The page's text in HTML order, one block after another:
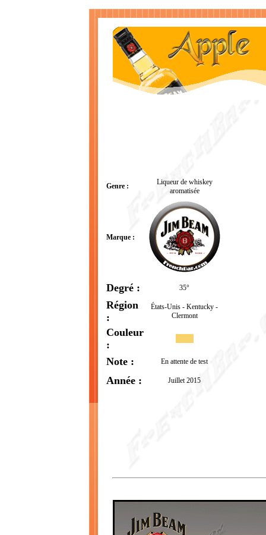
Genre :
Liqueur de whiskey
aromatisée
Marque :
Degré : 35°
Région
:
États-Unis - Kentucky -
Clermont
Couleur
:
Note :
En attente de test
Année : Juillet 2015